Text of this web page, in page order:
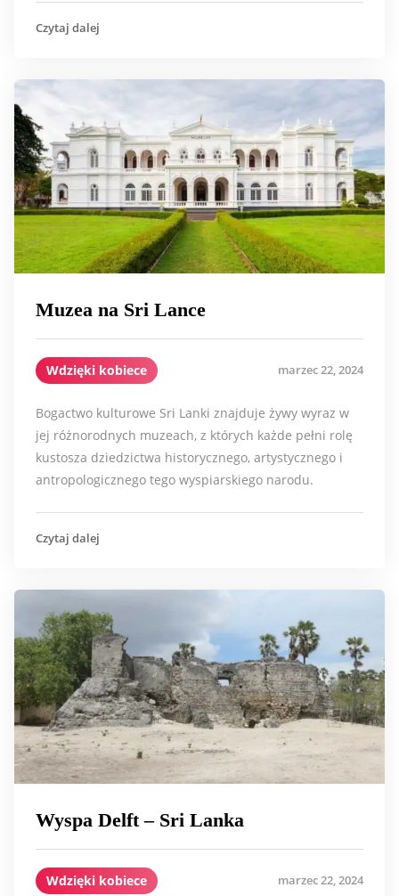
Czytaj dalej
Muzea na Sri Lance
Wdzięki kobiece marzec 22, 2024
Bogactwo kulturowe Sri Lanki znajduje żywy wyraz w
jej różnorodnych muzeach, z których każde pełni rolę
kustosza dziedzictwa historycznego, artystycznego i
antropologicznego tego wyspiarskiego narodu.
Czytaj dalej
Wyspa Delft – Sri Lanka
Wdzięki kobiece marzec 22, 2024